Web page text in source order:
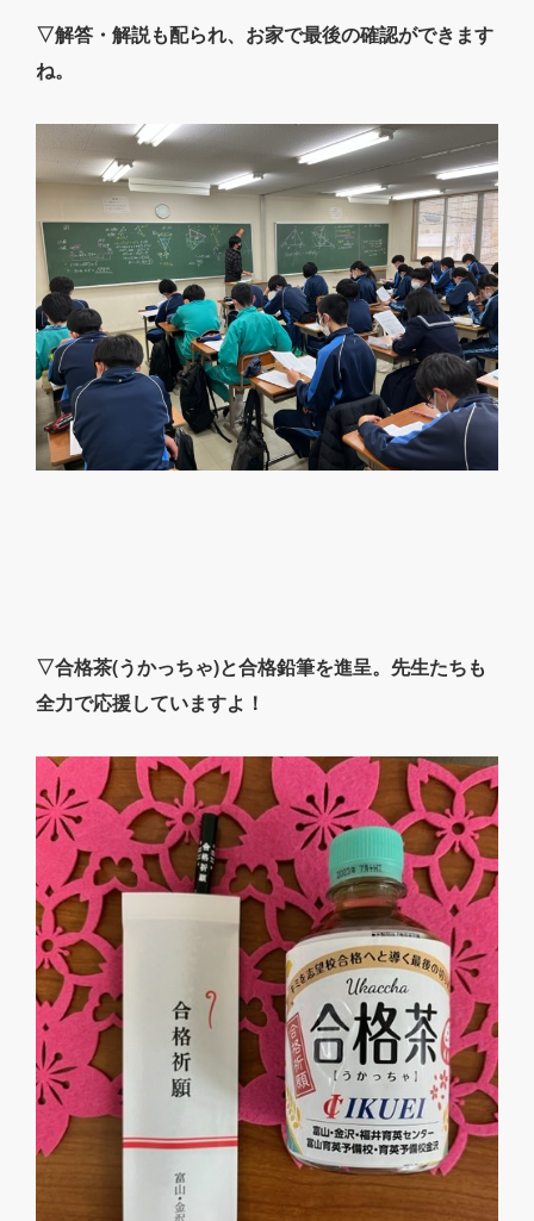
▽解答・解説も配られ、お家で最後の確認ができます
ね。
▽合格茶(うかっちゃ)と合格鉛筆を進呈。先生たちも
全力で応援していますよ！